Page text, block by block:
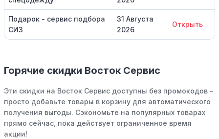
Подарок - сервис подбора
СИЗ
31 Августа
2026
Открыть
Горячие скидки Восток Сервис
Эти скидки на Восток Сервис доступны без промокодов –
просто добавьте товары в корзину для автоматического
получения выгоды. Сэкономьте на популярных товарах
прямо сейчас, пока действует ограниченное время
акции!